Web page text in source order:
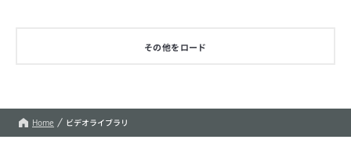
評価ボードは「ねじ止め
あれば、すぐに振動のア
ナログ波形を取得できま
・セラミック素材で抵抗
といった特長を備えてい
その他をロード
Home ビデオライブラリ